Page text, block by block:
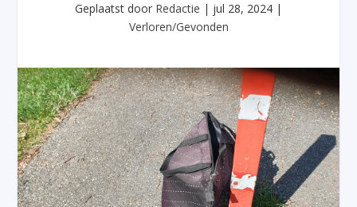
Geplaatst door Redactie | jul 28, 2024 |
Verloren/Gevonden